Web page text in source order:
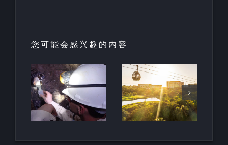
您可能会感兴趣的内容:
酒店和度假
村的创新：
里维埃拉-纳
亚里特的新
巴亚尔塔酒
店
HALO垂直
移动项目荣
获LOOP设
计奖